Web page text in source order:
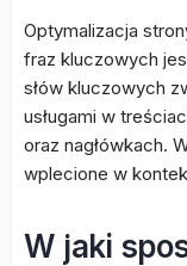
Optymalizacja
fraz kluczowych
słów kluczowych
usługami w
oraz nagłówkach.
wplecione w
W jaki